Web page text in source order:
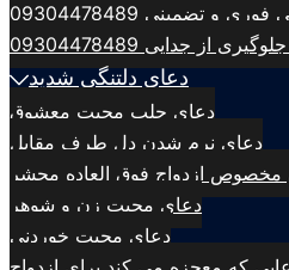
و تضمینی 09304478489
از جدایی 09304478489
دعای دلتنگی شدید
دعای جلب محبت معشوق
دعای نرم شدن دل طرف مقابل
مخصوص ازدواج فوق العاده محشر
دعای محبت زن و شوهر
دعای محبت خوردنی